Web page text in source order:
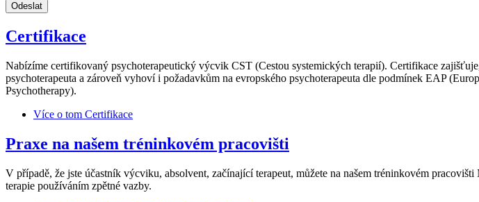
Certifikace
Nabízíme certifikovaný psychoterapeutický výcvik CST (Cestou systemických terapií). Certifikace
psychoterapeuta a zároveň vyhoví i požadavkům na evropského psychoterapeuta dle podmínek EAP
Psychotherapy).
Více o tom Certifikace
Praxe na našem tréninkovém pracovišti
V případě, že jste účastník výcviku, absolvent, začínající terapeut, můžete na našem tréninkovém
terapie používáním zpětné vazby.